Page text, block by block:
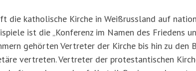
die katholische Kirche in Weißrussland auf
ist die „Konferenz im Namen des Friedens
gehörten Vertreter der Kirche bis hin zu den
vertreten. Vertreter der protestantischen